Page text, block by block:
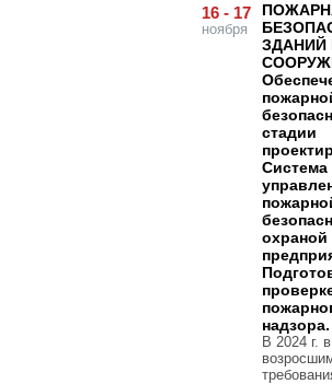
16 - 17
ноября
ЗДАНИЙ
стадии
Система
охраной
надзора.
В 2024 г.